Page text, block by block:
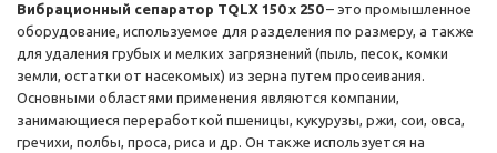
Вибрационный сепаратор TQLX 150 x 250– это промышленное
оборудование, используемое для разделения по размеру, а также
для удаления грубых и мелких загрязнений (пыль, песок, комки
земли, остатки от насекомых) из зерна путем просеивания.
Основными областями применения являются компании,
занимающиеся переработкой пшеницы, кукурузы, ржи, сои, овса,
гречихи, полбы, проса, риса и др. Он также используется на